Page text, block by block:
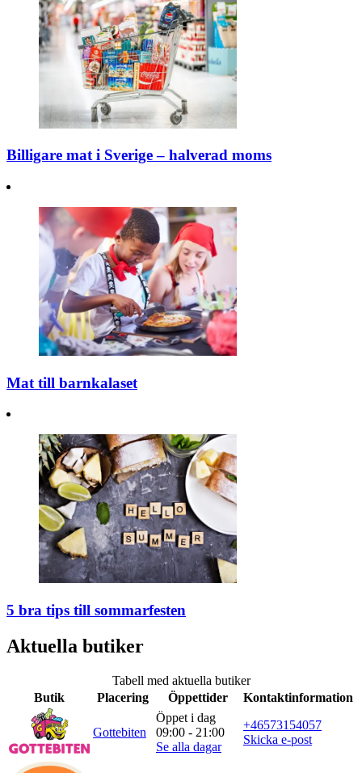
Billigare mat i Sverige – halverad moms
Mat till barnkalaset
5 bra tips till sommarfesten
Aktuella butiker
Tabell med aktuella butiker
Butik
Placering Öppettider Kontaktinformation
Gottebiten
Öppet i dag
09:00 - 21:00
Se alla dagar
+46573154057
Skicka e-post